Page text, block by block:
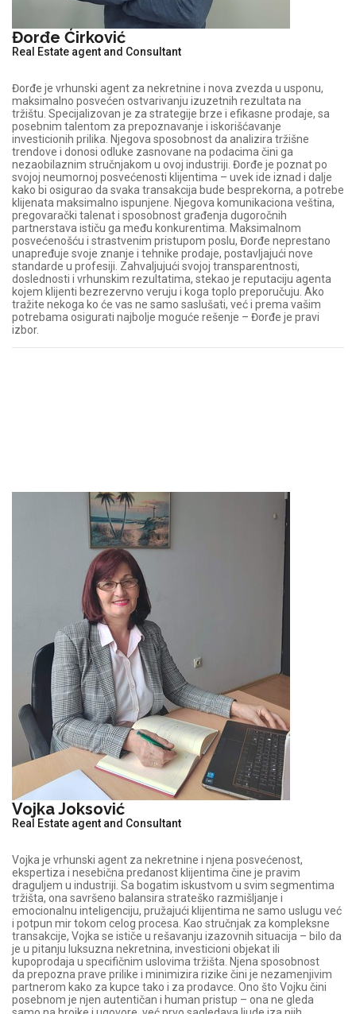
Đorđe Ćirković
Real Estate agent and Consultant
Đorđe je vrhunski agent za nekretnine i nova zvezda u usponu,
maksimalno posvećen ostvarivanju izuzetnih rezultata na
tržištu. Specijalizovan je za strategije brze i efikasne prodaje, sa
posebnim talentom za prepoznavanje i iskorišćavanje
investicionih prilika. Njegova sposobnost da analizira tržišne
trendove i donosi odluke zasnovane na podacima čini ga
nezaobilaznim stručnjakom u ovoj industriji. Đorđe je poznat po
svojoj neumornoj posvećenosti klijentima – uvek ide iznad i dalje
kako bi osigurao da svaka transakcija bude besprekorna, a potrebe
klijenata maksimalno ispunjene. Njegova komunikaciona veština,
pregovarački talenat i sposobnost građenja dugoročnih
partnerstava ističu ga među konkurentima. Maksimalnom
posvećenošću i strastvenim pristupom poslu, Đorđe neprestano
unapređuje svoje znanje i tehnike prodaje, postavljajući nove
standarde u profesiji. Zahvaljujući svojoj transparentnosti,
doslednosti i vrhunskim rezultatima, stekao je reputaciju agenta
kojem klijenti bezrezervno veruju i koga toplo preporučuju. Ako
tražite nekoga ko će vas ne samo saslušati, već i prema vašim
potrebama osigurati najbolje moguće rešenje – Đorđe je pravi
izbor.
Vojka Joksović
Real Estate agent and Consultant
Vojka je vrhunski agent za nekretnine i njena posvećenost,
ekspertiza i nesebična predanost klijentima čine je pravim
draguljem u industriji. Sa bogatim iskustvom u svim segmentima
tržišta, ona savršeno balansira strateško razmišljanje i
emocionalnu inteligenciju, pružajući klijentima ne samo uslugu već
i potpun mir tokom celog procesa. Kao stručnjak za kompleksne
transakcije, Vojka se ističe u rešavanju izazovnih situacija – bilo da
je u pitanju luksuzna nekretnina, investicioni objekat ili
kupoprodaja u specifičnim uslovima tržišta. Njena sposobnost
da prepozna prave prilike i minimizira rizike čini je nezamenjivim
partnerom kako za kupce tako i za prodavce. Ono što Vojku čini
posebnom je njen autentičan i human pristup – ona ne gleda